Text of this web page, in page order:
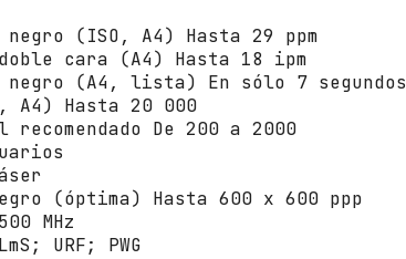
(ISO, A4) Hasta 29 ppm
cara (A4) Hasta 18 ipm
negro (A4, lista) En sólo 7 segundos
A4) Hasta 20 000
recomendado De 200 a 2000
(óptima) Hasta 600 x 600 ppp
MHz
URF; PWG